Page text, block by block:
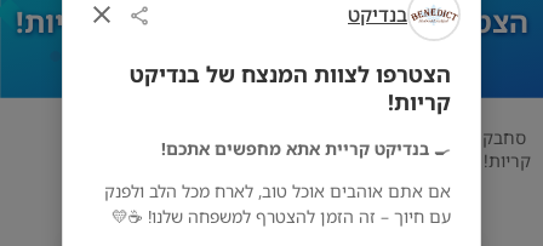
בנדיקט
הצטרפו לצוות המנצח של בנדיקט
קריות!
🍳 בנדיקט קריית אתא מחפשים אתכם!
אם אתם אוהבים אוכל טוב, לארח מכל הלב ולפנק
עם חיוך – זה הזמן להצטרף למשפחה שלנו! ☕💛
הצטרפו לצוות המנצח של בנדיקט קריות!
סחבק
הצטרפו לצוות המנצח של בנדיקט
קריות!